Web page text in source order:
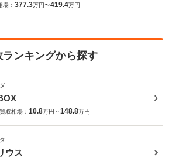
場： 377.3万円〜419.4万円
ンキングから探す
取相場： 10.8万円～148.8万円
ウス